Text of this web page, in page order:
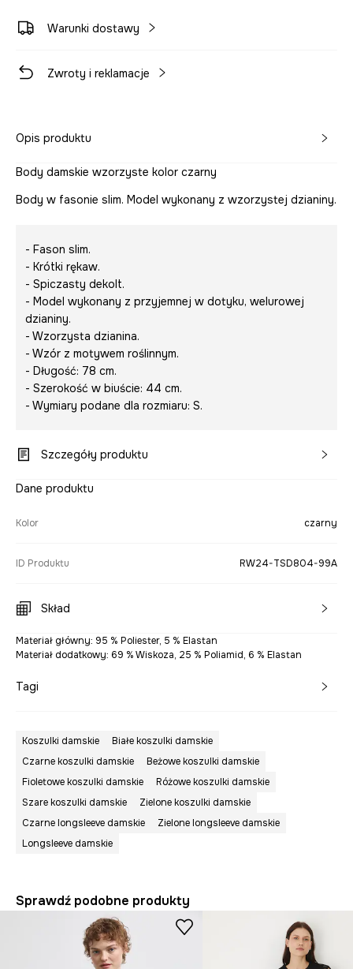
Warunki dostawy
Zwroty i reklamacje
Opis produktu
Body damskie wzorzyste kolor czarny
Body w fasonie slim. Model wykonany z wzorzystej dzianiny.
- Fason slim.
- Krótki rękaw.
- Spiczasty dekolt.
- Model wykonany z przyjemnej w dotyku, welurowej
dzianiny.
- Wzorzysta dzianina.
- Wzór z motywem roślinnym.
- Długość: 78 cm.
- Szerokość w biuście: 44 cm.
- Wymiary podane dla rozmiaru: S.
Szczegóły produktu
Dane produktu
Kolor czarny
ID Produktu RW24-TSD804-99A
Skład
Materiał główny: 95 % Poliester, 5 % Elastan
Materiał dodatkowy: 69 % Wiskoza, 25 % Poliamid, 6 % Elastan
Tagi
Koszulki damskie
Białe koszulki damskie
Czarne koszulki damskie
Beżowe koszulki damskie
Fioletowe koszulki damskie
Różowe koszulki damskie
Szare koszulki damskie
Zielone koszulki damskie
Czarne longsleeve damskie
Zielone longsleeve damskie
Longsleeve damskie
Sprawdź podobne produkty